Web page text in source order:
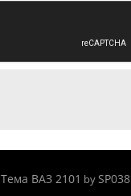
Тема ВАЗ 2101 by SP038